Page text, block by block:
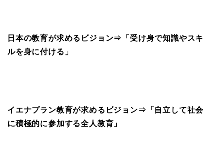
日本の教育が求めるビジョン⇒「受け身で知識やスキ
ルを身に付ける」
イエナプラン教育が求めるビジョン⇒「自立して社会
に積極的に参加する全人教育」